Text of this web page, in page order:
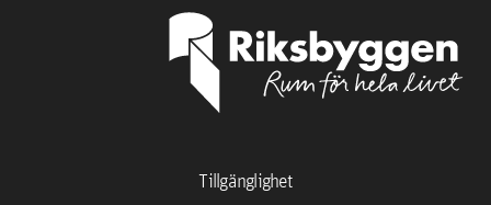
Tillgänglighet